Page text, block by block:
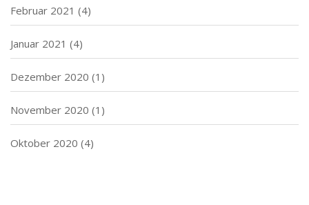
Februar 2021 (4)
Januar 2021 (4)
Dezember 2020 (1)
November 2020 (1)
Oktober 2020 (4)